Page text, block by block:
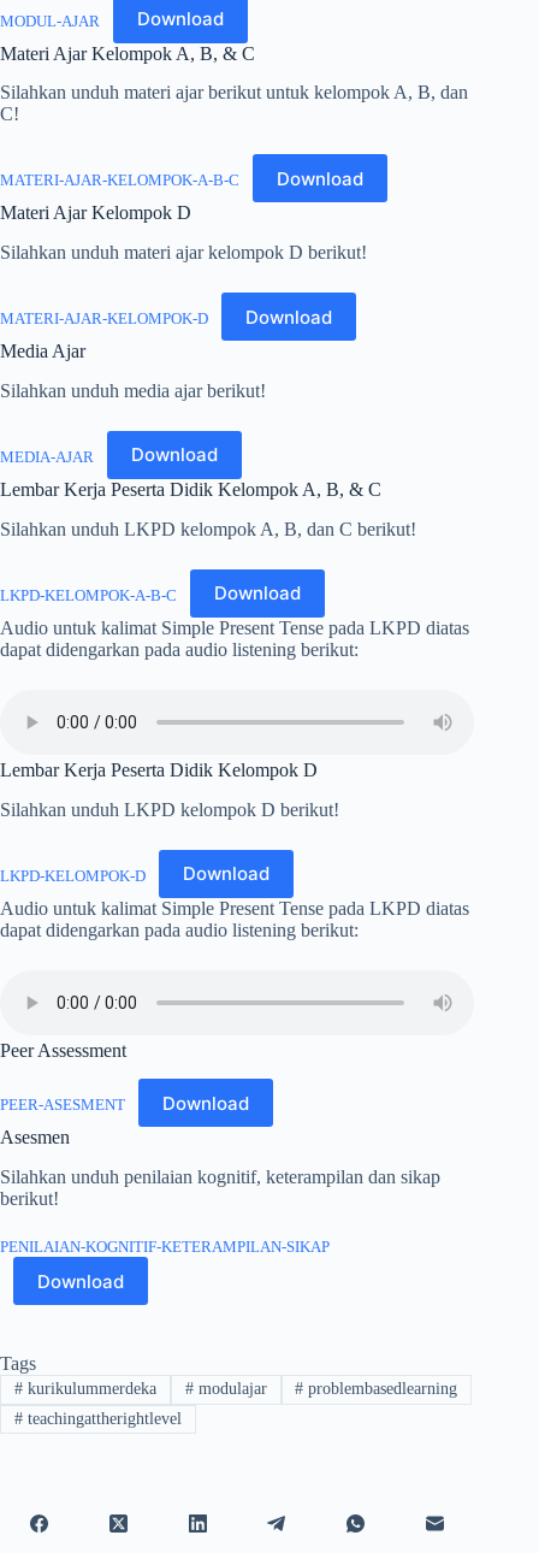
MODUL-AJAR Download
Materi Ajar Kelompok A, B, & C
Silahkan unduh materi ajar berikut untuk kelompok A, B, dan
C!
MATERI-AJAR-KELOMPOK-A-B-C Download
Materi Ajar Kelompok D
Silahkan unduh materi ajar kelompok D berikut!
MATERI-AJAR-KELOMPOK-D Download
Media Ajar
Silahkan unduh media ajar berikut!
MEDIA-AJAR Download
Lembar Kerja Peserta Didik Kelompok A, B, & C
Silahkan unduh LKPD kelompok A, B, dan C berikut!
LKPD-KELOMPOK-A-B-C Download
Audio untuk kalimat Simple Present Tense pada LKPD diatas
dapat didengarkan pada audio listening berikut:
Lembar Kerja Peserta Didik Kelompok D
Silahkan unduh LKPD kelompok D berikut!
LKPD-KELOMPOK-D Download
Audio untuk kalimat Simple Present Tense pada LKPD diatas
dapat didengarkan pada audio listening berikut:
Peer Assessment
PEER-ASESMENT Download
Asesmen
Silahkan unduh penilaian kognitif, keterampilan dan sikap
berikut!
PENILAIAN-KOGNITIF-KETERAMPILAN-SIKAP
Download
Tags
#kurikulummerdeka #modulajar # problembasedlearning
#teachingattherightlevel